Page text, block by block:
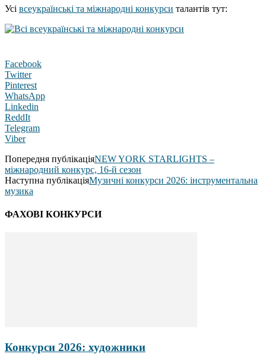
Усі всеукраїнські та міжнародні конкурси талантів тут:
Facebook
Twitter
Pinterest
WhatsApp
Linkedin
ReddIt
Telegram
Viber
Попередня публікаціяNEW YORK STARLIGHTS –
міжнародний конкурс, 16-й сезон
Наступна публікаціяМузичні конкурси 2026: інструментальна
музика
ФАХОВІ КОНКУРСИ
Конкурси 2026: художники